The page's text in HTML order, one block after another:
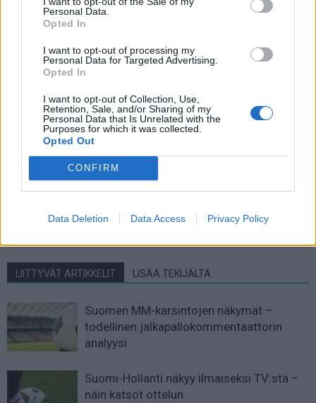
Personal Data.
Opted In
I want to opt-out of processing my
Personal Data for Targeted Advertising.
Opted In
I want to opt-out of Collection, Use,
Retention, Sale, and/or Sharing of my
Personal Data that Is Unrelated with the
Purposes for which it was collected.
Opted Out
CONFIRM
Data Deletion Data Access Privacy Policy
jopa boikotin mahdollisuutta, jos pelimääriä ei pienennetä.
Edellinen artikkeli
Joel Pohjanpalo teki
käsittämättömän tuurimaalin –
pois varsin kyseenalaisesti
– uusi seura on Palermo
LIITTYVÄT ARTIKKELIT LISÄÄ TEKIJÄLTÄ
Suomen MM-karsintojen näkymät –
todellinen jalkapallokommentaattorin
analyysi
Suomi-Hollanti näkyy ilmaiseksi TV:stä –
näin katsot ottelun